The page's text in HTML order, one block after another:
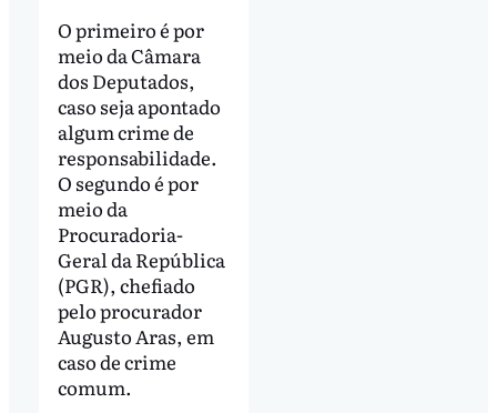
O primeiro é por
meio da Câmara
dos Deputados,
caso seja apontado
algum crime de
responsabilidade.
O segundo é por
meio da
Procuradoria-
Geral da República
(PGR), chefiado
pelo procurador
Augusto Aras, em
caso de crime
comum.